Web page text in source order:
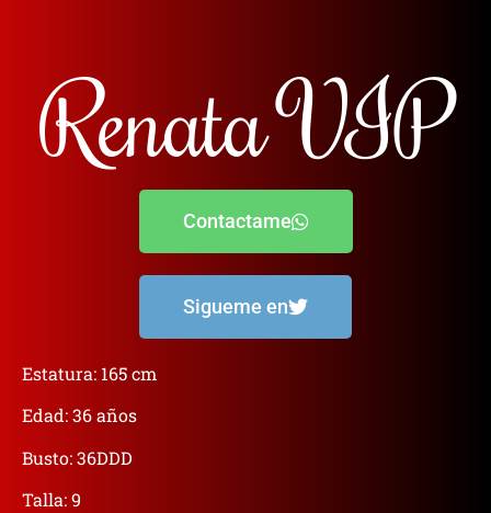
Renata VIP
Contactame
Sigueme en
Estatura: 165 cm
Edad: 36 años
Busto: 36DDD
Talla: 9